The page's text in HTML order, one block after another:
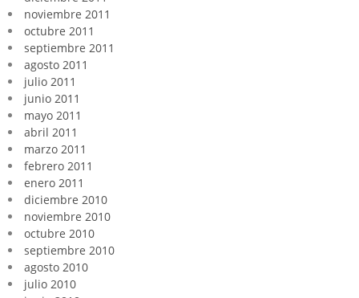
noviembre 2011
octubre 2011
septiembre 2011
agosto 2011
julio 2011
junio 2011
mayo 2011
abril 2011
marzo 2011
febrero 2011
enero 2011
diciembre 2010
noviembre 2010
octubre 2010
septiembre 2010
agosto 2010
julio 2010